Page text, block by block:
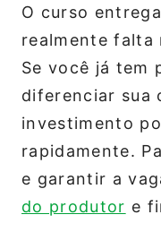
O curso
realmente falta
Se você já tem
diferenciar sua
investimento
rapidamente.
e garantir a
do produtor e